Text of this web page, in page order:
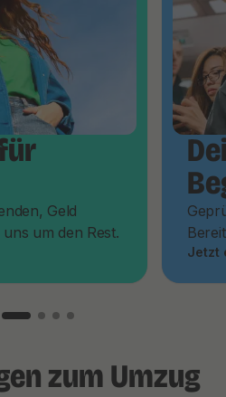
Geld
um den Rest.
Jetzt
zum Umzug